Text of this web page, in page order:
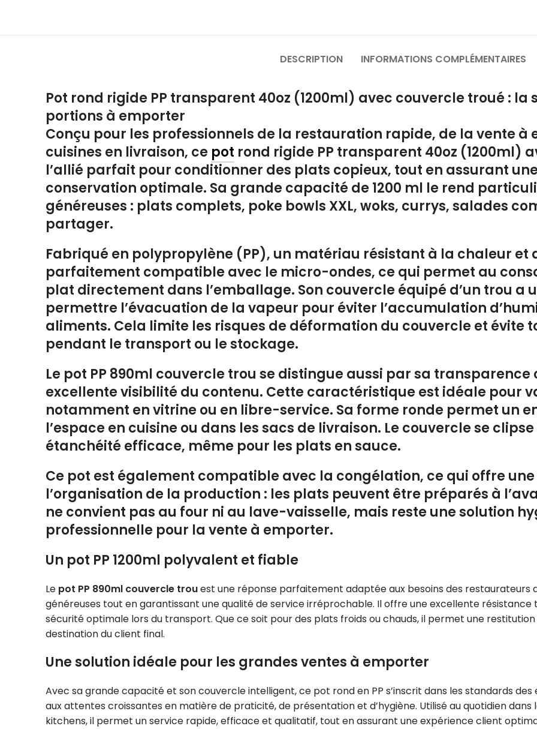
DESCRIPTION INFORMATIONS COMPLÉMENTAIRES
Pot rond rigide PP transparent 40oz (1200ml) avec couvercle troué :
portions à emporter
Conçu pour les professionnels de la restauration rapide, de la vente à
cuisines en livraison, ce pot rond rigide PP transparent 40oz (1200ml)
l’allié parfait pour conditionner des plats copieux, tout en assurant
conservation optimale. Sa grande capacité de 1200 ml le rend
généreuses : plats complets, poke bowls XXL, woks, currys, salades
partager.
Fabriqué en polypropylène (PP), un matériau résistant à la chaleur et
parfaitement compatible avec le micro-ondes, ce qui permet au
plat directement dans l’emballage. Son couvercle équipé d’un trou a
permettre l’évacuation de la vapeur pour éviter l’accumulation
aliments. Cela limite les risques de déformation du couvercle et évite
pendant le transport ou le stockage.
Le pot PP 890ml couvercle trou se distingue aussi par sa
excellente visibilité du contenu. Cette caractéristique est idéale pour
notamment en vitrine ou en libre-service. Sa forme ronde permet un
l’espace en cuisine ou dans les sacs de livraison. Le couvercle se
étanchéité efficace, même pour les plats en sauce.
Ce pot est également compatible avec la congélation, ce qui offre
l’organisation de la production : les plats peuvent être préparés à
ne convient pas au four ni au lave-vaisselle, mais reste une solution
professionnelle pour la vente à emporter.
Un pot PP 1200ml polyvalent et fiable
Le pot PP 890ml couvercle trouest une réponse parfaitement adaptée aux besoins des restaurateurs
généreuses tout en garantissant une qualité de service irréprochable. Il offre une excellente résistance
sécurité optimale lors du transport. Que ce soit pour des plats froids ou chauds, il permet une
destination du client final.
Une solution idéale pour les grandes ventes à emporter
Avec sa grande capacité et son couvercle intelligent, ce pot rond en PP s’inscrit dans les standards
aux attentes croissantes en matière de praticité, de présentation et d’hygiène. Utilisé au quotidien
kitchens, il permet un service rapide, efficace et qualitatif, tout en assurant une expérience client